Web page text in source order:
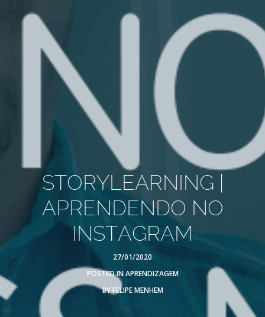
STORYLEARNING |
APRENDENDO NO
INSTAGRAM
27/01/2020
POSTED INAPRENDIZAGEM
BYFELIPE MENHEM